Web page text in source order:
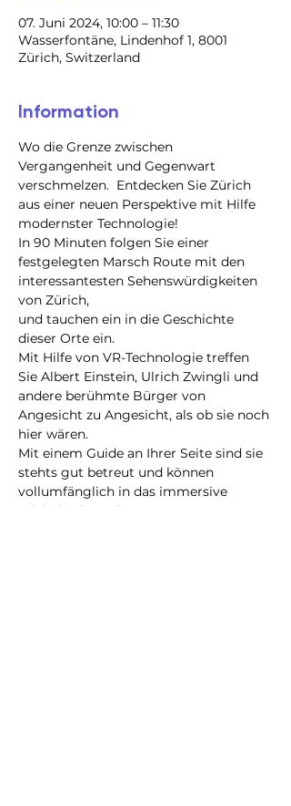
07. Juni 2024, 10:00 – 11:30
Wasserfontäne, Lindenhof 1, 8001
Zürich, Switzerland
Information
Wo die Grenze zwischen
Vergangenheit und Gegenwart
verschmelzen.  Entdecken Sie Zürich
aus einer neuen Perspektive mit Hilfe
modernster Technologie!
In 90 Minuten folgen Sie einer
festgelegten Marsch Route mit den
interessantesten Sehenswürdigkeiten
von Zürich,
und tauchen ein in die Geschichte
dieser Orte ein.
Mit Hilfe von VR-Technologie treffen
Sie Albert Einstein, Ulrich Zwingli und
andere berühmte Bürger von
Angesicht zu Angesicht, als ob sie noch
hier wären.
Mit einem Guide an Ihrer Seite sind sie
stehts gut betreut und können
vollumfänglich in das immersive
Erlebnis abtauchen.